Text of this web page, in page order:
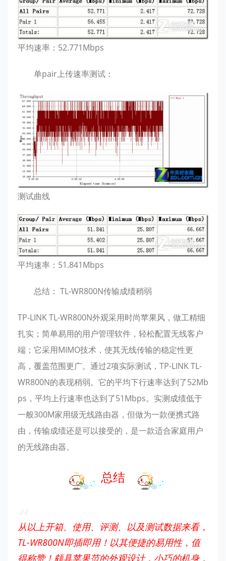
平均速率：52.771Mbps
单pair上传速率测试：
测试曲线
平均速率：51.841Mbps
总结： TL-WR800N传输成绩稍弱
TP-LINK TL-WR800N外观采用时尚苹果风，做工精细
扎实；简单易用的用户管理软件，轻松配置无线客户
端；它采用MIMO技术，使其无线传输的稳定性更
高，覆盖范围更广。通过2项实际测试，TP-LINK TL-
WR800N的表现稍弱。它的平均下行速率达到了52Mb
ps，平均上行速率也达到了51Mbps。实测成绩低于
一般300M家用级无线路由器，但做为一款便携式路
由，传输成绩还是可以接受的，是一款适合家庭用户
的无线路由器。
总结
从以上开箱、使用、评测、以及测试数据来看，
TL-WR800N即插即用！以其便捷的易用性，值
得称赞！颇具苹果范的外观设计，小巧的机身，